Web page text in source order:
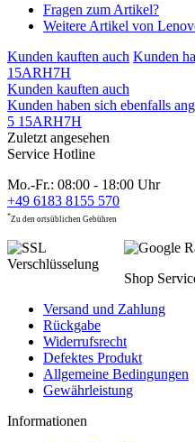
Fragen zum Artikel?
Weitere Artikel von
Kunden kauften auch Kunden
15ARH7H
Kunden kauften auch
Kunden haben sich ebenfalls
5 15ARH7H
Zuletzt angesehen
Service Hotline
Mo.-Fr.: 08:00 - 18:00 Uhr
+49 6183 8155 570
*Zu den ortsüblichen Gebühren
Shop
Versand und Zahlung
Rückgabe
Widerrufsrecht
Defektes Produkt
Allgemeine Bedingungen
Gewährleistung
Informationen